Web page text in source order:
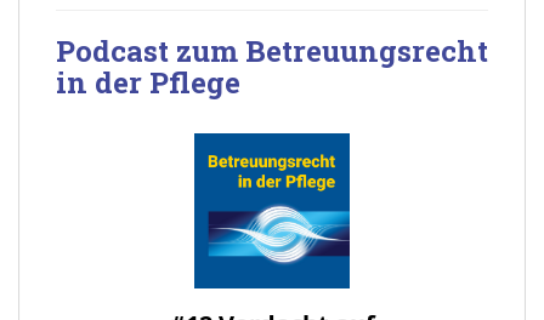
Podcast zum Betreuungsrecht
in der Pflege